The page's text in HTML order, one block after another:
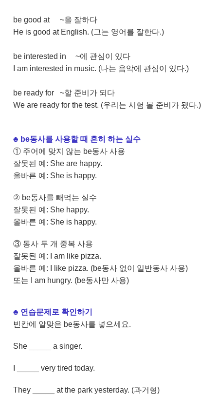
be good at
~을 잘하다
He is good at English. (그는 영어를 잘한다.)
be interested in
~에 관심이 있다
I am interested in music. (나는 음악에 관심이 있다.)
be ready for
~할 준비가 되다
We are ready for the test. (우리는 시험 볼 준비가 됐다.)
♣ be동사를 사용할 때 흔히 하는 실수
① 주어에 맞지 않는 be동사 사용
잘못된 예: She are happy.
올바른 예: She is happy.
② be동사를 빼먹는 실수
잘못된 예: She happy.
올바른 예: She is happy.
③ 동사 두 개 중복 사용
잘못된 예: I am like pizza.
올바른 예: I like pizza. (be동사 없이 일반동사 사용)
또는 I am hungry. (be동사만 사용)
♣ 연습문제로 확인하기
빈칸에 알맞은 be동사를 넣으세요.
She _____ a singer.
I _____ very tired today.
They _____ at the park yesterday. (과거형)